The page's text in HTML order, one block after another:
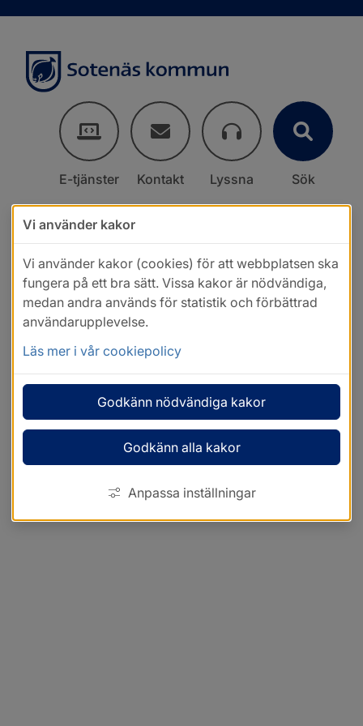
E-tjänster Kontakt Lyssna Sök
Vi använder kakor
Vi använder kakor (cookies) för att webbplatsen ska
fungera på ett bra sätt. Vissa kakor är nödvändiga,
medan andra används för statistik och förbättrad
användarupplevelse.
Läs mer i vår cookiepolicy
Godkänn nödvändiga kakor
Godkänn alla kakor
Anpassa inställningar